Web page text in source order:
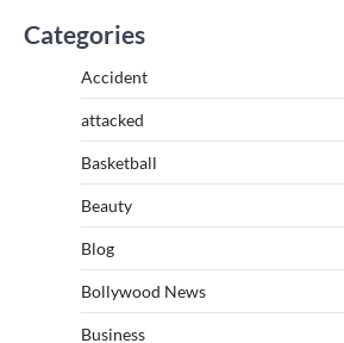
Categories
Accident
attacked
Basketball
Beauty
Blog
Bollywood News
Business